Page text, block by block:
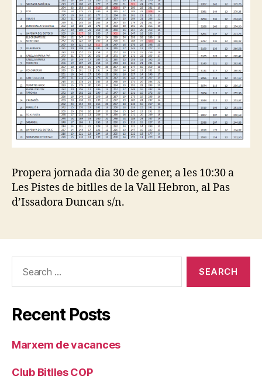
Bitlles
Propera jornada dia 30 de gener, a les 10:30 a
Les Pistes de bitlles de la Vall Hebron, al Pas
d’Issadora Duncan s/n.
Recent Posts
Marxem de vacances
Club Bitlles COP